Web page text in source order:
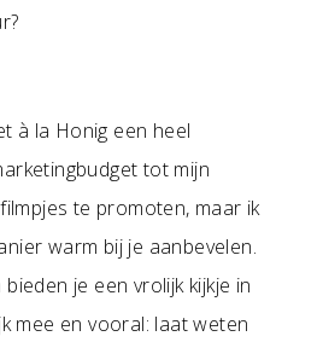
à la Honig een heel
tot mijn
te promoten, maar ik
warm bij je aanbevelen.
je een vrolijk kijkje in
mee en vooral: laat weten